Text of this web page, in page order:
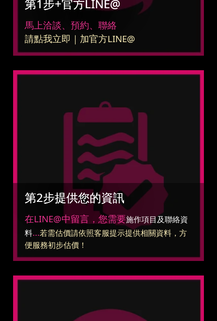
第1步+官方LINE@
馬上洽談、預約、聯絡
請點我立即｜加官方LINE@
第2步提供您的資訊
在LINE@中留言，您需要施作項目及聯絡資
料...若需估價請依照客服提示提供相關資料，方
便服務初步估價！